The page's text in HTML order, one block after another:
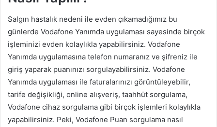
Salgın hastalık nedeni ile evden çıkamadığımız bu
günlerde Vodafone Yanımda uygulaması sayesinde birçok
işleminizi evden kolaylıkla yapabilirsiniz. Vodafone
Yanımda uygulamasına telefon numaranız ve şifreniz ile
giriş yaparak puanınızı sorgulayabilirsiniz. Vodafone
Yanımda uygulaması ile faturalarınızı görüntüleyebilir,
tarife değişikliği, online alışveriş, taahhüt sorgulama,
Vodafone cihaz sorgulama gibi birçok işlemleri kolaylıkla
yapabilirsiniz. Peki, Vodafone Puan sorgulama nasıl